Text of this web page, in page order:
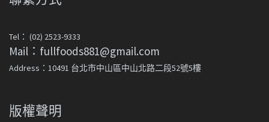
Tel： (02) 2523-9333
Mail：fullfoods881@gmail.com
Address：10491 台北市中山區中山北路二段52號5樓
版權聲明